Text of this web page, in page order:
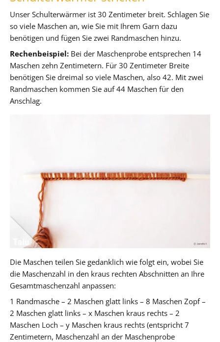
Unser Schulterwärmer ist 30 Zentimeter breit. Schlagen Sie
so viele Maschen an, wie Sie mit Ihrem Garn dazu
benötigen und fügen Sie zwei Randmaschen hinzu.
Rechenbeispiel: Bei der Maschenprobe entsprechen 14
Maschen zehn Zentimetern. Für 30 Zentimeter Breite
benötigen Sie dreimal so viele Maschen, also 42. Mit zwei
Randmaschen kommen Sie auf 44 Maschen für den
Anschlag.
Die Maschen teilen Sie gedanklich wie folgt ein, wobei Sie
die Maschenzahl in den kraus rechten Abschnitten an Ihre
Gesamtmaschenzahl anpassen:
1 Randmasche – 2 Maschen glatt links – 8 Maschen Zopf –
2 Maschen glatt links – x Maschen kraus rechts – 2
Maschen Loch – y Maschen kraus rechts (entspricht 7
Zentimetern, Maschenzahl an der Maschenprobe